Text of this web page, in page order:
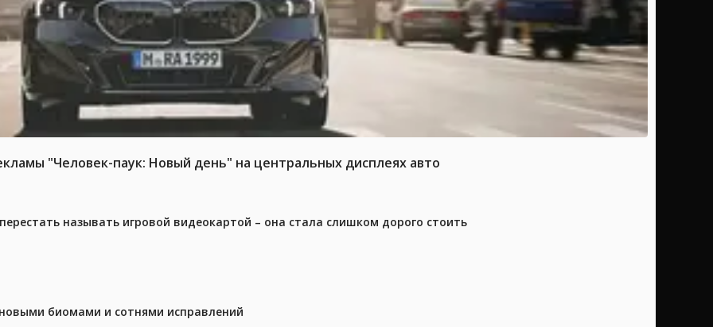
"Человек-паук: Новый день" на центральных дисплеях авто
называть игровой видеокартой – она стала слишком дорого стоить
биомами и сотнями исправлений